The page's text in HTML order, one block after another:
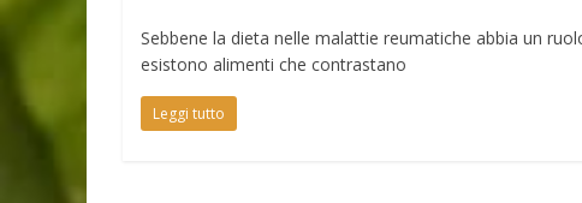
Sebbene la dieta nelle malattie reumatiche abbia un
esistono alimenti che contrastano
Leggi tutto